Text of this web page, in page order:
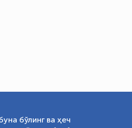
бўлинг ва ҳеч